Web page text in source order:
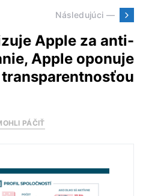
Následujúci —
Apple za anti-
Apple oponuje
transparentnosťou
PÁČIŤ